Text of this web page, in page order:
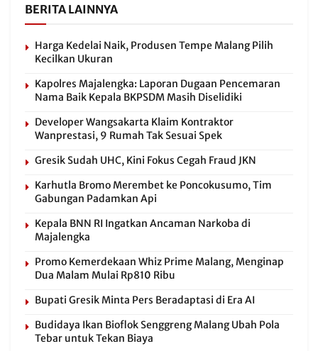
BERITA LAINNYA
Harga Kedelai Naik, Produsen Tempe Malang Pilih
Kecilkan Ukuran
Kapolres Majalengka: Laporan Dugaan Pencemaran
Nama Baik Kepala BKPSDM Masih Diselidiki
Developer Wangsakarta Klaim Kontraktor
Wanprestasi, 9 Rumah Tak Sesuai Spek
Gresik Sudah UHC, Kini Fokus Cegah Fraud JKN
Karhutla Bromo Merembet ke Poncokusumo, Tim
Gabungan Padamkan Api
Kepala BNN RI Ingatkan Ancaman Narkoba di
Majalengka
Promo Kemerdekaan Whiz Prime Malang, Menginap
Dua Malam Mulai Rp810 Ribu
Bupati Gresik Minta Pers Beradaptasi di Era AI
Budidaya Ikan Bioflok Senggreng Malang Ubah Pola
Tebar untuk Tekan Biaya